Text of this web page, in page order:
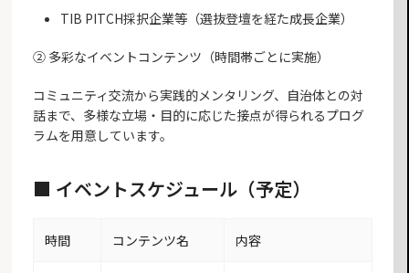
TIB PITCH採択企業等（選抜登壇を経た成長企業）
② 多彩なイベントコンテンツ（時間帯ごとに実施）
コミュニティ交流から実践的メンタリング、自治体との対
話まで、多様な立場・目的に応じた接点が得られるプログ
ラムを用意しています。
■ イベントスケジュール（予定）
時間 コンテンツ名 内容